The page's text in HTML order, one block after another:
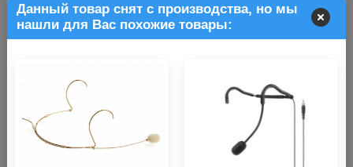
Данный товар снят с производства, но мы
нашли для Вас похожие товары:
SM35-TQG
Звоните
9 300 р.
WH20XLR
Звоните
17 200 р.